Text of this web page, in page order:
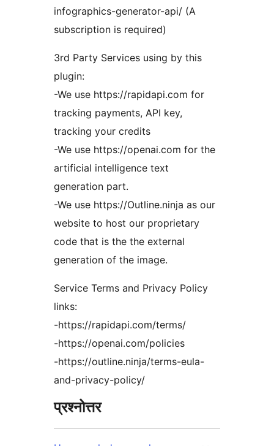
infographics-generator-api/ (A
subscription is required)
3rd Party Services using by this
plugin:
-We use https://rapidapi.com for
tracking payments, API key,
tracking your credits
-We use https://openai.com for the
artificial intelligence text
generation part.
-We use https://Outline.ninja as our
website to host our proprietary
code that is the the external
generation of the image.
Service Terms and Privacy Policy
links:
-https://rapidapi.com/terms/
-https://openai.com/policies
-https://outline.ninja/terms-eula-
and-privacy-policy/
प्रश्नोत्तर